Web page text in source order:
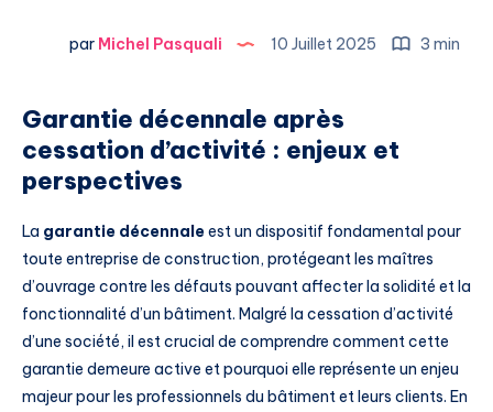
par Michel Pasquali 10 Juillet 2025 3 min
Garantie décennale après
cessation d’activité : enjeux et
perspectives
La garantie décennaleest un dispositif fondamental pour
toute entreprise de construction, protégeant les maîtres
d’ouvrage contre les défauts pouvant affecter la solidité et la
fonctionnalité d’un bâtiment. Malgré la cessation d’activité
d’une société, il est crucial de comprendre comment cette
garantie demeure active et pourquoi elle représente un enjeu
majeur pour les professionnels du bâtiment et leurs clients. En